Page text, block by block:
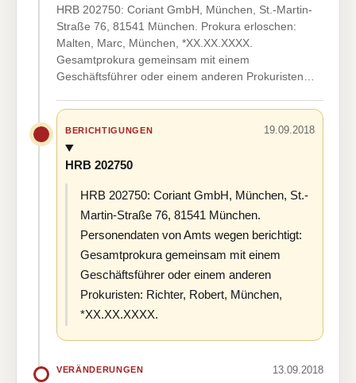
HRB 202750: Coriant GmbH, München, St.-Martin-
Straße 76, 81541 München. Prokura erloschen:
Malten, Marc, München, *XX.XX.XXXX.
Gesamtprokura gemeinsam mit einem
Geschäftsführer oder einem anderen Prokuristen…
BERICHTIGUNGEN 19.09.2018
HRB 202750
HRB 202750: Coriant GmbH, München, St.-
Martin-Straße 76, 81541 München.
Personendaten von Amts wegen berichtigt:
Gesamtprokura gemeinsam mit einem
Geschäftsführer oder einem anderen
Prokuristen: Richter, Robert, München,
*XX.XX.XXXX.
VERÄNDERUNGEN 13.09.2018